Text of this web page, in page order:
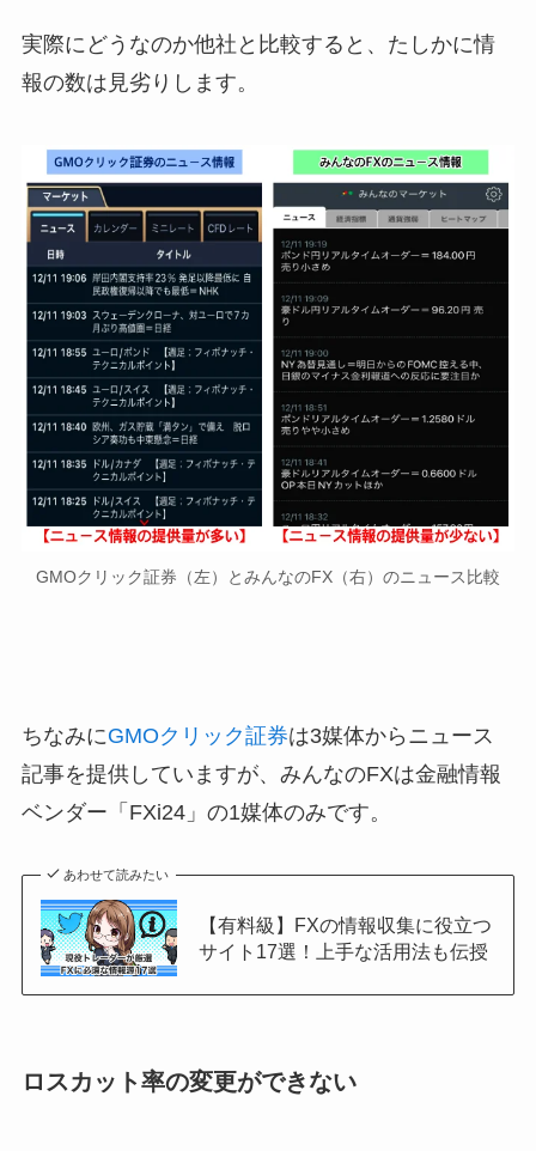
実際にどうなのか他社と比較すると、たしかに情
報の数は見劣りします。
GMOクリック証券（左）とみんなのFX（右）のニュース比較
ちなみにGMOクリック証券は3媒体からニュース
記事を提供していますが、みんなのFXは金融情報
ベンダー「FXi24」の1媒体のみです。
あわせて読みたい
【有料級】FXの情報収集に役立つ
サイト17選！上手な活用法も伝授
ロスカット率の変更ができない